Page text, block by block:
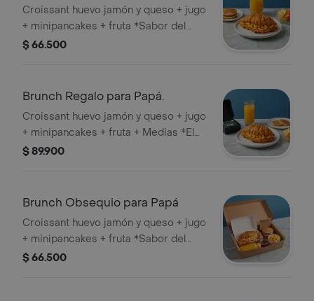
Croissant huevo jamón y queso + jugo
+ minipancakes + fruta *Sabor del
jugo sujeto a disponibilidad.
$ 66.500
Brunch Regalo para Papá.
Croissant huevo jamón y queso + jugo
+ minipancakes + fruta + Medias *El
sabor del jugo y el diseño de las
$ 89.900
Brunch Obsequio para Papá
Croissant huevo jamón y queso + jugo
+ minipancakes + fruta *Sabor del
jugo sujeto a disponibilidad.
$ 66.500